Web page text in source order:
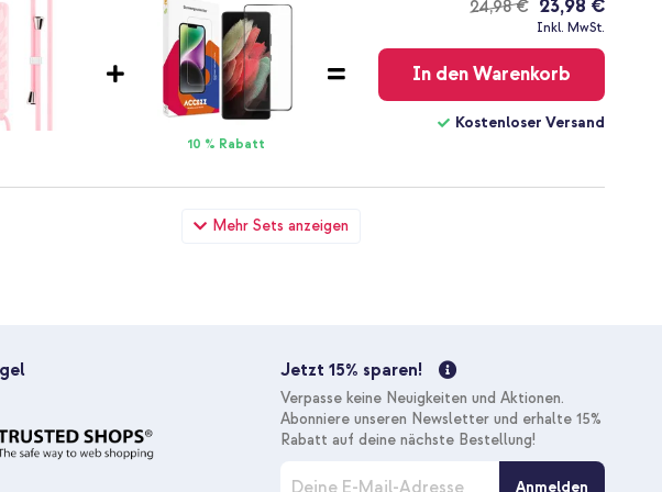
Mehr Sets anzeigen
10 % Rabatt
24,98 €
Kostenloser
23,98 €
Inkl. MwSt.
In den Warenkorb
Kostenloser Versand
SilikonHülle design mit Band Samsung Galaxy S21 Ultra - Retro Pink + Original USB-
C-Kabel in Fabrikverpackung - 1.8 meter - 25 Watt - Schwarz
Jetzt 15% sparen!
Verpasse keine Neuigkeiten und Aktionen.
Abonniere unseren Newsletter und erhalte 15%
Rabatt auf deine nächste Bestellung!
Anmelden